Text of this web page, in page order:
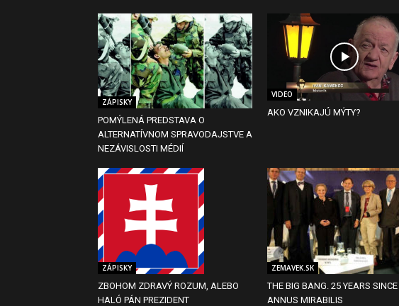
ZÁPISKY
POMÝLENÁ PREDSTAVA O
ALTERNATÍVNOM SPRAVODAJSTVE A
NEZÁVISLOSTI MÉDIÍ
VIDEO
AKO VZNIKAJÚ MÝTY?
ZÁPISKY
ZBOHOM ZDRAVÝ ROZUM, ALEBO
HALÓ PÁN PREZIDENT
ZEMAVEK.SK
THE BIG BANG. 25 YEARS SINCE
ANNUS MIRABILIS